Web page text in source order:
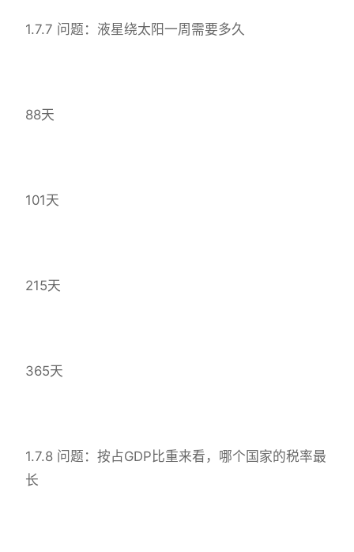
1.7.7 问题：液星绕太阳一周需要多久
88天
101天
215天
365天
1.7.8 问题：按占GDP比重来看，哪个国家的税率最
长